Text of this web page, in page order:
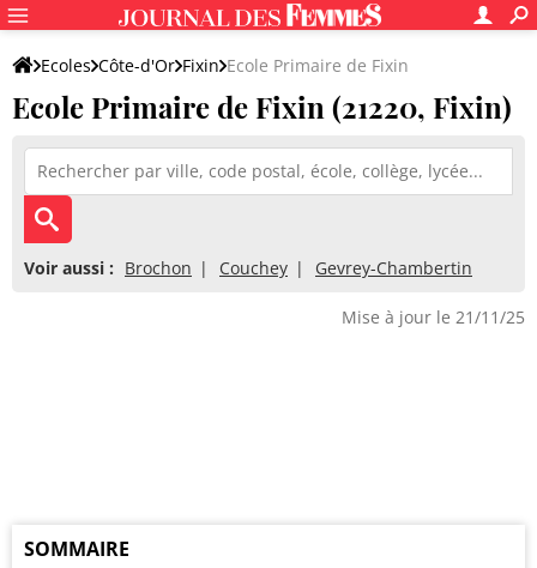
Ecoles Côte-d'Or Fixin Ecole Primaire de Fixin
Ecole Primaire de Fixin (21220, Fixin)
Voir aussi : Brochon Couchey Gevrey-Chambertin
Mise à jour le 21/11/25
SOMMAIRE